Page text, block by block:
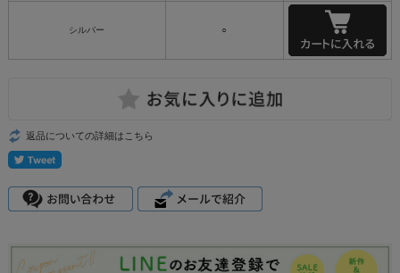
シルバー ○
返品についての詳細はこちら